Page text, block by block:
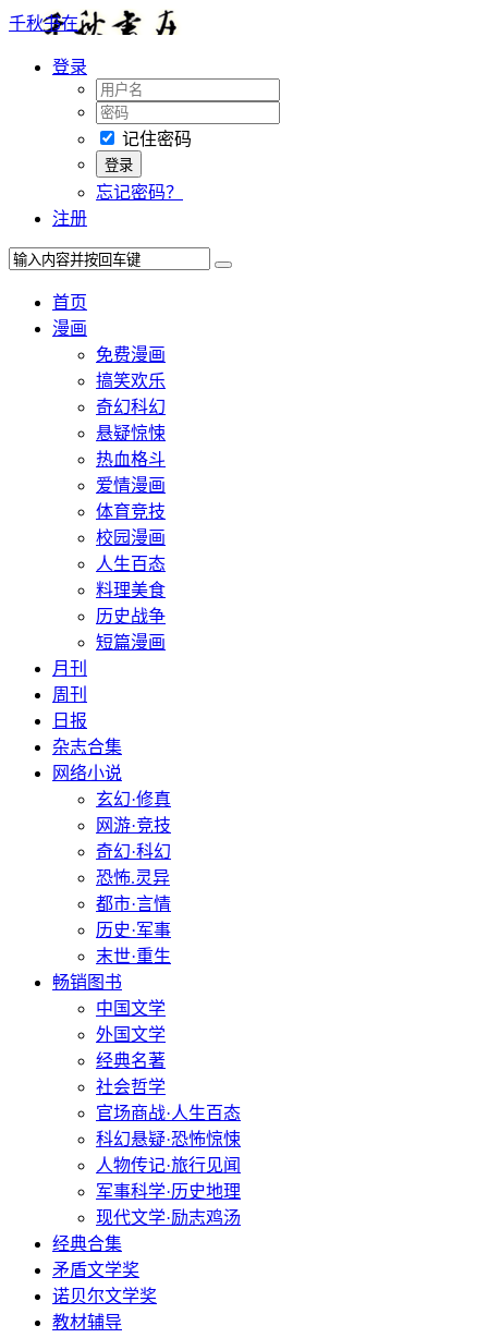
千秋书在
登录
记住密码
忘记密码？
注册
首页
漫画
免费漫画
搞笑欢乐
奇幻科幻
悬疑惊悚
热血格斗
爱情漫画
体育竞技
校园漫画
人生百态
料理美食
历史战争
短篇漫画
月刊
周刊
日报
杂志合集
网络小说
玄幻·修真
网游·竞技
奇幻·科幻
恐怖.灵异
都市·言情
历史·军事
末世·重生
畅销图书
中国文学
外国文学
经典名著
社会哲学
官场商战·人生百态
科幻悬疑·恐怖惊悚
人物传记·旅行见闻
军事科学·历史地理
现代文学·励志鸡汤
经典合集
矛盾文学奖
诺贝尔文学奖
教材辅导